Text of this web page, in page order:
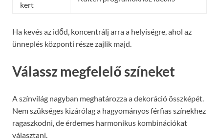
kert
Ha kevés az időd, koncentrálj arra a helyiségre, ahol az
ünneplés központi része zajlik majd.
Válassz megfelelő színeket
A színvilág nagyban meghatározza a dekoráció összképét.
Nem szükséges kizárólag a hagyományos férfias színekhez
ragaszkodni, de érdemes harmonikus kombinációkat
választani.